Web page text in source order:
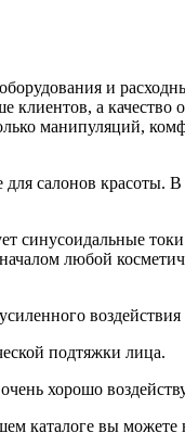
и
а качество
манипуляций,
салонов
любой
воздействия
подтяжки лица.
хорошо
каталоге вы можете